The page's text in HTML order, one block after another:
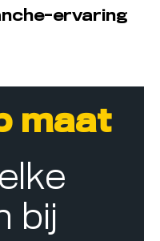
ervaring
maat
bij